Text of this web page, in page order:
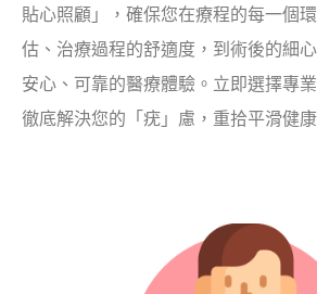
貼心照顧」，確保您在療程的每一個
估、治療過程的舒適度，到術後的細
安心、可靠的醫療體驗。立即選擇專
徹底解決您的「疣」慮，重拾平滑健